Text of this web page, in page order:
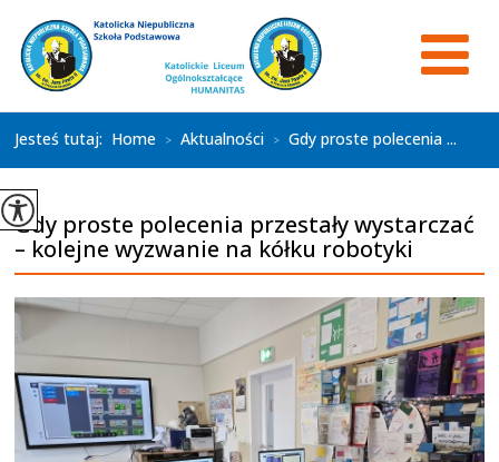
Jesteś tutaj: Home > Aktualności > Gdy proste polecenia ...
Gdy proste polecenia przestały wystarczać
– kolejne wyzwanie na kółku robotyki